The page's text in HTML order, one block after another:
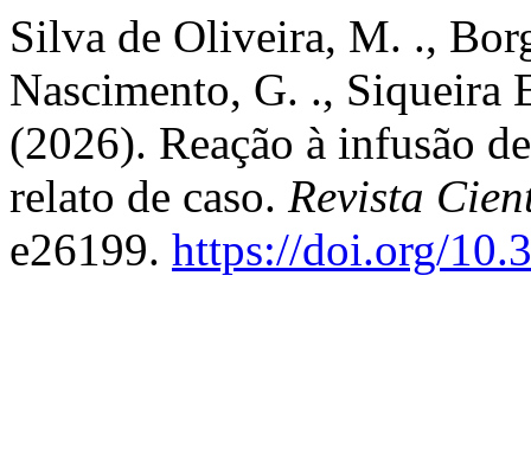
Silva de Oliveira, M. .,
Nascimento, G. .,
(2026). Reação à infusão
relato de caso. Revista
e26199. https://doi.org/